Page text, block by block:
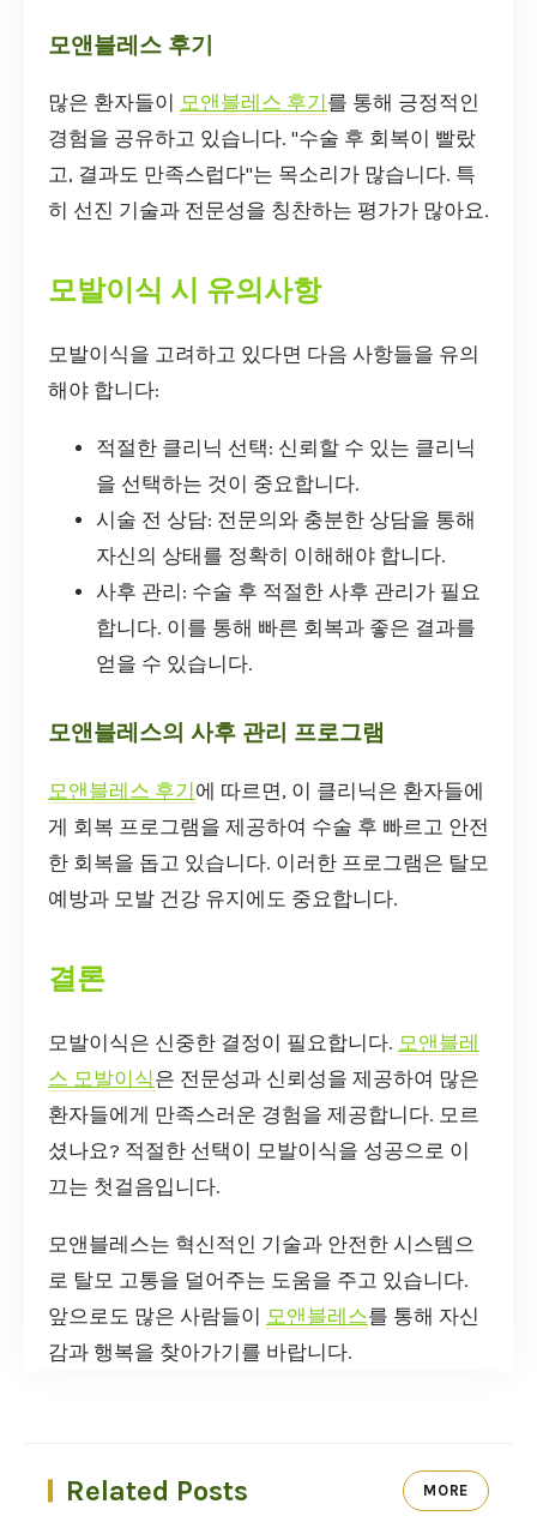
모앤블레스 후기
많은 환자들이 모앤블레스 후기 를 통해 긍정적인
경험을 공유하고 있습니다. "수술 후 회복이 빨랐
고, 결과도 만족스럽다"는 목소리가 많습니다. 특
히 선진 기술과 전문성을 칭찬하는 평가가 많아요.
모발이식 시 유의사항
모발이식을 고려하고 있다면 다음 사항들을 유의
해야 합니다:
적절한 클리닉 선택: 신뢰할 수 있는 클리닉
을 선택하는 것이 중요합니다.
시술 전 상담: 전문의와 충분한 상담을 통해
자신의 상태를 정확히 이해해야 합니다.
사후 관리: 수술 후 적절한 사후 관리가 필요
합니다. 이를 통해 빠른 회복과 좋은 결과를
얻을 수 있습니다.
모앤블레스의 사후 관리 프로그램
모앤블레스 후기 에 따르면, 이 클리닉은 환자들에
게 회복 프로그램을 제공하여 수술 후 빠르고 안전
한 회복을 돕고 있습니다. 이러한 프로그램은 탈모
예방과 모발 건강 유지에도 중요합니다.
결론
모발이식은 신중한 결정이 필요합니다. 모앤블레
스 모발이식은 전문성과 신뢰성을 제공하여 많은
환자들에게 만족스러운 경험을 제공합니다. 모르
셨나요? 적절한 선택이 모발이식을 성공으로 이
끄는 첫걸음입니다.
모앤블레스는 혁신적인 기술과 안전한 시스템으
로 탈모 고통을 덜어주는 도움을 주고 있습니다.
앞으로도 많은 사람들이 모앤블레스를 통해 자신
감과 행복을 찾아가기를 바랍니다.
Related Posts MORE